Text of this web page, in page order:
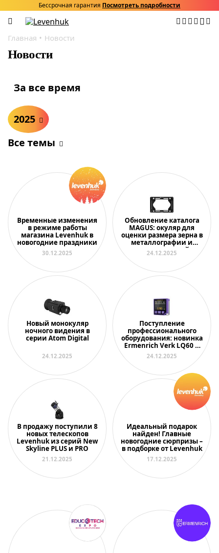
Бессрочная гарантия Посмотреть подробности
Главная Новости
Новости
За все время
2025
Все темы
Временные изменения
в режиме работы
магазина Levenhuk в
новогодние праздники
30.12.2025
Обновление каталога
MAGUS: окуляр для
оценки размера зерна в
металлографии и
универсальный
держатель для
инвертированных
микроскопов
24.12.2025
Новый монокуляр
ночного видения в
серии Atom Digital
24.12.2025
Поступление
профессионального
оборудования: новинка
Ermenrich Verk LQ60 и
популярные
инструменты в
обновленном дизайне
24.12.2025
В продажу поступили 8
новых телескопов
Levenhuk из серий New
Skyline PLUS и PRO
21.12.2025
Идеальный подарок
найден! Главные
новогодние сюрпризы –
в подборке от Levenhuk
17.12.2025